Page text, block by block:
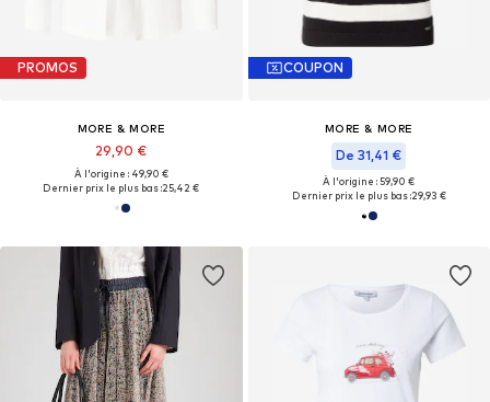
PROMOS
MORE & MORE
29,90 €
À l'origine : 49,90 €
Dernier prix le plus bas :25,42 €
COUPON
MORE & MORE
De 31,41 €
À l'origine : 59,90 €
Dernier prix le plus bas :29,93 €